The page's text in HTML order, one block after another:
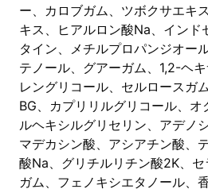
ー、カロブガム、ツボクサエキ
キス、ヒアルロン酸Na、インド
タイン、メチルプロパンジオー
テノール、グアーガム、1,2-ヘ
レングリコール、セルロースガ
BG、カプリリルグリコール、
ルヘキシルグリセリン、アデノ
マデカシン酸、アシアチン酸、
酸Na、グリチルリチン酸2K、
ガム、フェノキシエタノール、